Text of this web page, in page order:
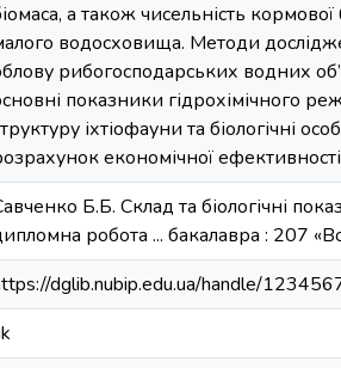
а також чисельність
водосховища. Методи
рибогосподарських водних
показники гідрохімічного
іхтіофауни та біологічні
економічної
Б.Б. Склад та біологічні
робота ... бакалавра : 207
dglib.nubip.edu.ua/handle/